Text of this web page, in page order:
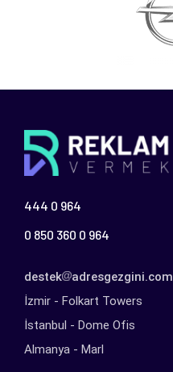
444 0 964
0 850 360 0 964
destek
adresgezgini.com
İzmir - Folkart Towers
İstanbul - Dome Ofis
Almanya - Marl